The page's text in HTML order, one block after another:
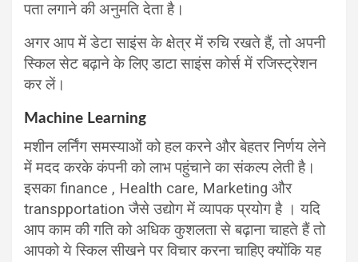
पता लगाने की अनुमति देता है।
अगर आप में डेटा साइंस के क्षेत्र में रुचि रखते हैं, तो अपनी
स्किल सेट बढ़ाने के लिए डाटा साइंस कोर्स में रजिस्ट्रेशन
कर लें।
Machine Learning
मशीन लर्निंग समस्याओं को हल करने और बेहतर निर्णय लेने
में मदद करके कंपनी को लाभ पहुंचाने का संकल्प लेती है।
इसका finance , Health care, Marketing और
transpportation जैसे उद्योग में व्यापक प्रयोग है । यदि
आप काम की गति को अधिक कुशलता से बढ़ाना चाहते हैं तो
आपको ये स्किल सीखने पर विचार करना चाहिए क्योंकि यह